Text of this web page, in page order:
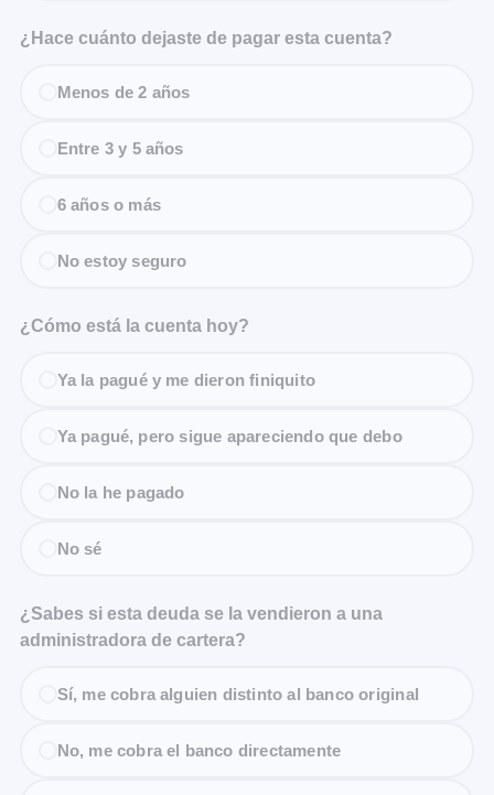
¿Hace cuánto dejaste de pagar esta cuenta?
Menos de 2 años
Entre 3 y 5 años
6 años o más
No estoy seguro
¿Cómo está la cuenta hoy?
Ya la pagué y me dieron finiquito
Ya pagué, pero sigue apareciendo que debo
No la he pagado
No sé
¿Sabes si esta deuda se la vendieron a una
administradora de cartera?
Sí, me cobra alguien distinto al banco original
No, me cobra el banco directamente